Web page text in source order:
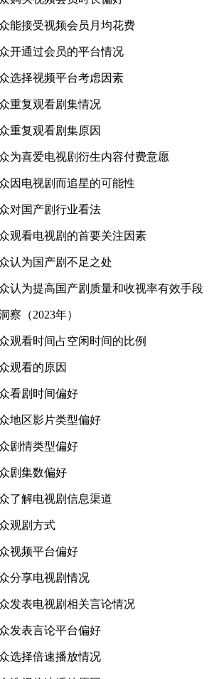
能接受视频会员月均花费
开通过会员的平台情况
选择视频平台考虑因素
重复观看剧集情况
重复观看剧集原因
为喜爱电视剧衍生内容付费意愿
因电视剧而追星的可能性
对国产剧行业看法
观看电视剧的首要关注因素
认为国产剧不足之处
认为提高国产剧质量和收视率有效手段
察（2023年）
观看时间占空闲时间的比例
观看的原因
看剧时间偏好
地区影片类型偏好
剧情类型偏好
剧集数偏好
了解电视剧信息渠道
观剧方式
视频平台偏好
分享电视剧情况
发表电视剧相关言论情况
发表言论平台偏好
选择倍速播放情况